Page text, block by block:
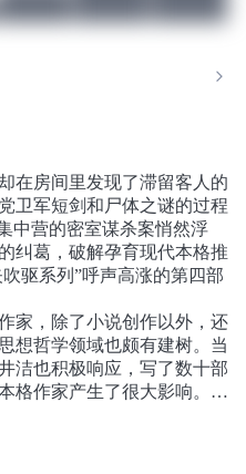
在房间里发现了滞留客人的
卫军短剑和尸体之谜的过程
中营的密室谋杀案悄然浮
葛，破解孕育现代本格推
驱系列”呼声高涨的第四部
家，除了小说创作以外，还
想哲学领域也颇有建树。当
洁也积极响应，写了数十部
格作家产生了很大影响。他
和新人培育都有不可磨灭的
非常成功，至今创作了五十